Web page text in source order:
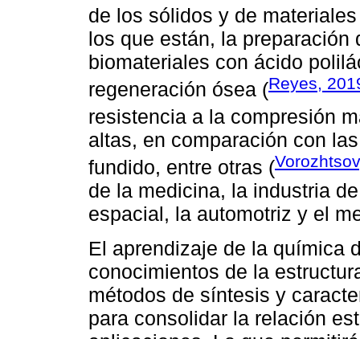
de los sólidos y de
los que están, la
biomateriales con ácido
regeneración ósea (Reyes,
resistencia a la compresión
altas, en comparación con
fundido, entre otras (
de la medicina, la industria
espacial, la automotriz y el
El aprendizaje de la química
conocimientos de la
métodos de síntesis y
para consolidar la relación